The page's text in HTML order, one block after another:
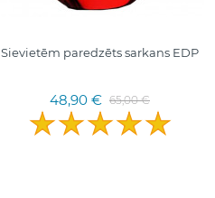
Sievietēm paredzēts sarkans EDP
48,90 € 65,00 €